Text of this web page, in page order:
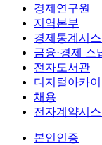
경제연구원
지역본부
경제통계시
금융·경제 스
전자도서관
디지털아카이
채용
전자계약시
본인인증